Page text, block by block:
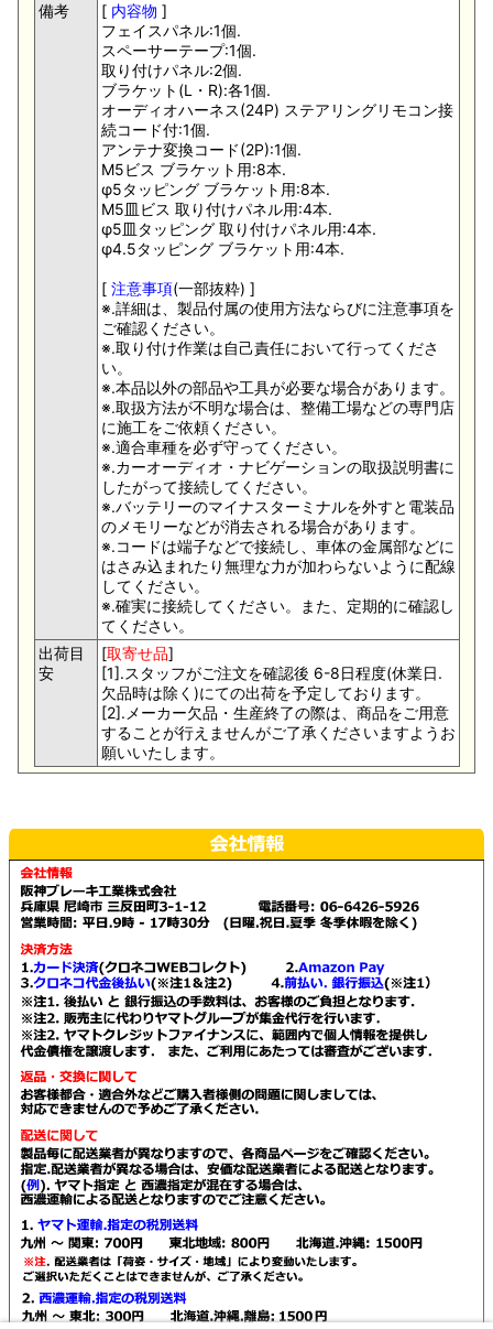
備考
[ 内容物 ]
フェイスパネル:1個.
スペーサーテープ:1個.
取り付けパネル:2個.
ブラケット(L・R):各1個.
オーディオハーネス(24P) ステアリングリモコン接
続コード付:1個.
アンテナ変換コード(2P):1個.
M5ビス ブラケット用:8本.
φ5タッピング ブラケット用:8本.
M5皿ビス 取り付けパネル用:4本.
φ5皿タッピング 取り付けパネル用:4本.
φ4.5タッピング ブラケット用:4本.
[ 注意事項(一部抜粋) ]
※.詳細は、製品付属の使用方法ならびに注意事項を
ご確認ください。
※.取り付け作業は自己責任において行ってくださ
い。
※.本品以外の部品や工具が必要な場合があります。
※.取扱方法が不明な場合は、整備工場などの専門店
に施工をご依頼ください。
※.適合車種を必ず守ってください。
※.カーオーディオ・ナビゲーションの取扱説明書に
したがって接続してください。
※.バッテリーのマイナスターミナルを外すと電装品
のメモリーなどが消去される場合があります。
※.コードは端子などで接続し、車体の金属部などに
はさみ込まれたり無理な力が加わらないように配線
してください。
※.確実に接続してください。また、定期的に確認し
てください。
出荷目
安
[取寄せ品]
[1].スタッフがご注文を確認後 6-8日程度(休業日.
欠品時は除く)にての出荷を予定しております。
[2].メーカー欠品・生産終了の際は、商品をご用意
することが行えませんがご了承くださいますようお
願いいたします。